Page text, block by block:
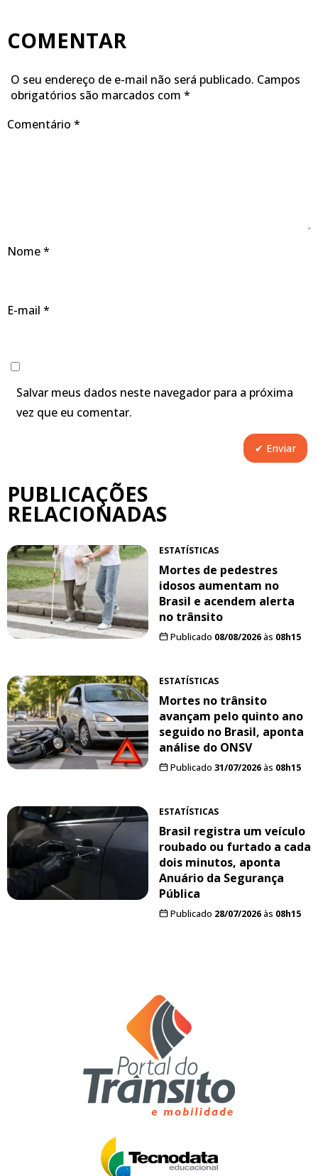
COMENTAR
O seu endereço de e-mail não será publicado. Campos
obrigatórios são marcados com *
Comentário *
Nome*
E-mail *
Salvar meus dados neste navegador para a próxima
vez que eu comentar.
PUBLICAÇÕES
RELACIONADAS
ESTATÍSTICAS
Mortes de pedestres
idosos aumentam no
Brasil e acendem alerta
no trânsito
Publicado 08/08/2026às 08h15
ESTATÍSTICAS
Mortes no trânsito
avançam pelo quinto ano
seguido no Brasil, aponta
análise do ONSV
Publicado 31/07/2026às 08h15
ESTATÍSTICAS
Brasil registra um veículo
roubado ou furtado a cada
dois minutos, aponta
Anuário da Segurança
Pública
Publicado 28/07/2026às 08h15